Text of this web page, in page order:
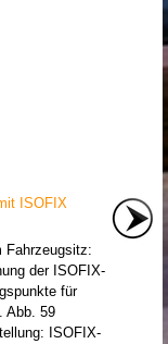
ISOFIX
Fahrzeugsitz:
der ISOFIX-
für
Abb. 59
ISOFIX-